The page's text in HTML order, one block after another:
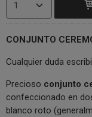
CONJUNTO
Cualquier duda
Precioso conjunto
confeccionado en
blanco roto